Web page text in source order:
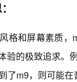
格和屏幕素质
验的极致追求。
了m9，则可能